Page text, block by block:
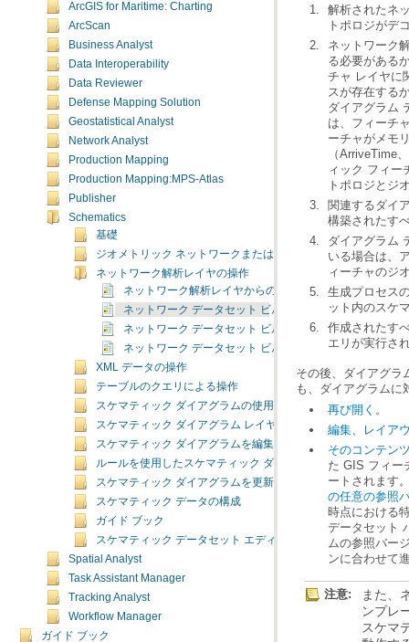
ArcGIS for Maritime: Charting
ArcScan
Business Analyst
Data Interoperability
Data Reviewer
Defense Mapping Solution
Geostatistical Analyst
Network Analyst
Production Mapping
Production Mapping:MPS-Atlas
Publisher
Schematics
基礎
ジオメトリック ネットワークまたはネットワーク データセッ
ネットワーク解析レイヤの操作
ネットワーク解析レイヤからのスケマティック ダイアグ
ネットワーク データセット ビルダの動作
ネットワーク データセット ビルダに基づくダイアグラム
ネットワーク データセット ビルダに基づくダイアグラム
XML データの操作
テーブルのクエリによる操作
スケマティック ダイアグラムの使用
スケマティック ダイアグラム レイヤ プロパティの管理
スケマティック ダイアグラムを編集する
ルールを使用したスケマティック ダイアグラム コンテンツの
スケマティック ダイアグラムを更新する
スケマティック データの構成
ガイド ブック
スケマティック データセット エディタ
Spatial Analyst
Task Assistant Manager
Tracking Analyst
Workflow Manager
ガイド ブック
トポロジがデ
スが存在する
トポロジとジ
関連するダイ
構築されたす
ィーチャのジ
ット内のスケ
エリが実行さ
も、ダイアグラムに
再び開く 。
編集、レイア
そのコンテン
ートされます
の任意の参照
ンに合わせて
注意: